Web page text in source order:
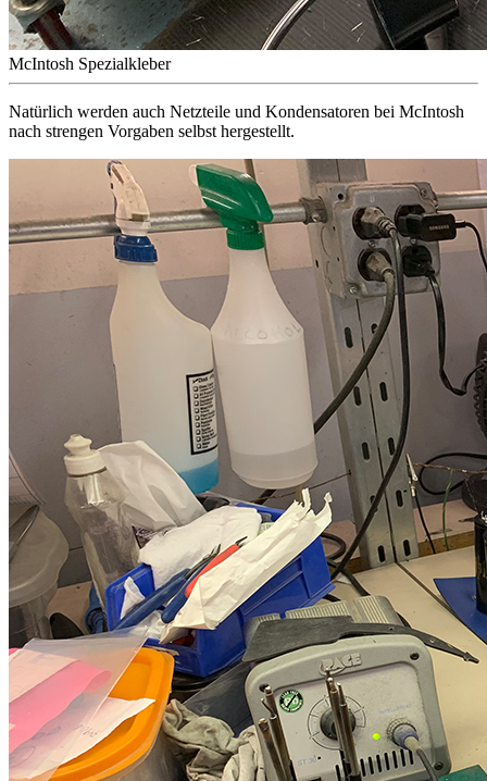
McIntosh Spezialkleber
Natürlich werden auch Netzteile und Kondensatoren bei McIntosh
nach strengen Vorgaben selbst hergestellt.